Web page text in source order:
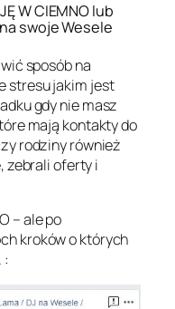
W CIEMNO lub
swoje Wesele
sposób na
stresu jakim jest
gdy nie masz
mają kontakty do
rodziny również
zebrali oferty i
– ale po
kroków o których
: